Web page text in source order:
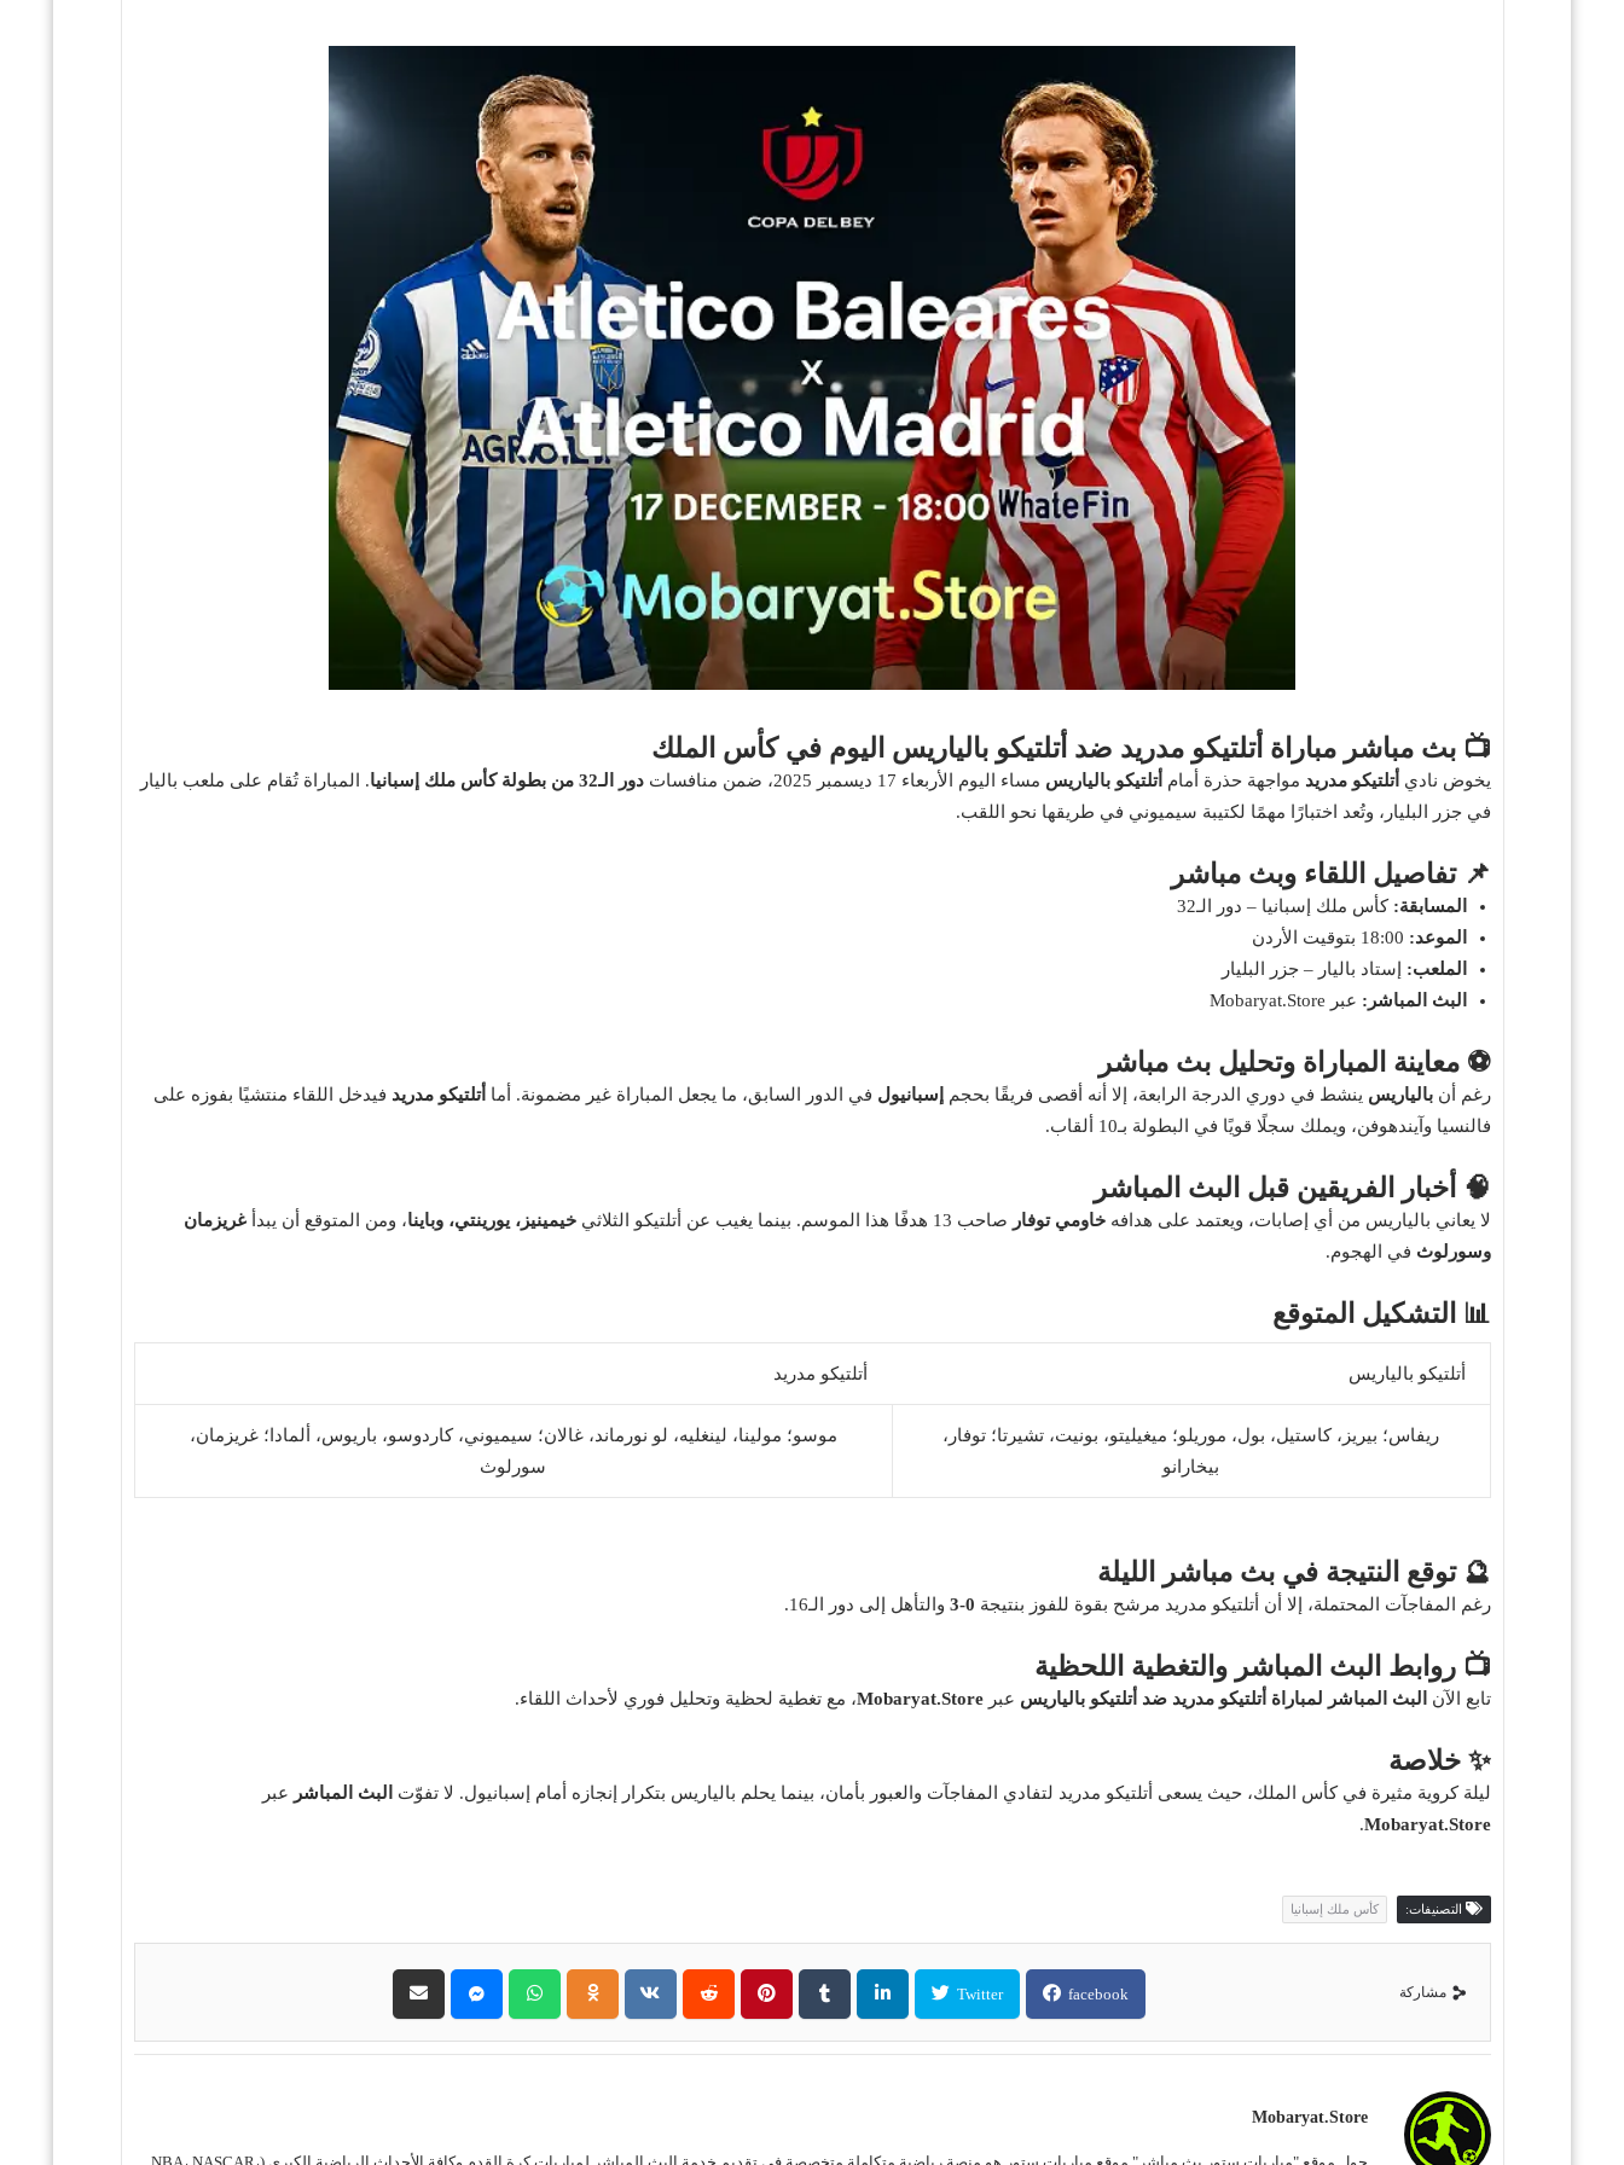
📺 بث مباشر مباراة أتلتيكو مدريد ضد أتلتيكو بالياريس اليوم في كأس الملك
يخوض نادي أتلتيكو مدريد مواجهة حذرة أمام أتلتيكو بالياريس مساء اليوم الأربعاء 17 ديسمبر 2025، ضمن منافسات دور الـ32 من بطولة كأس ملك إسبانيا
. المباراة تُقام على ملعب باليار
في جزر البليار، وتُعد اختبارًا مهمًا لكتيبة سيميوني في طريقها نحو اللقب.
📌 تفاصيل اللقاء وبث مباشر
المسابقة: كأس ملك إسبانيا – دور الـ32
الموعد:
الملعب: إستاد باليار – جزر البليار
البث المباشر: عبر Mobaryat.Store
⚽ معاينة المباراة وتحليل بث مباشر
رغم أنبالياريس ينشط في دوري الدرجة الرابعة، إلا أنه أقصى فريقًا بحجمإسبانيول في الدور السابق، ما يجعل المباراة غير مضمونة. أما أتلتيكو مدريد فيدخل اللقاء منتشيًا بفوزه على
فالنسيا وآيندهوفن، ويملك سجلًا قويًا في البطولة بـ10 ألقاب.
🧠 أخبار الفريقين قبل البث المباشر
لا يعاني بالياريس من أي إصابات، ويعتمد على هدافهخاومي توفار صاحب 13 هدفًا هذا الموسم. بينما يغيب عن أتلتيكو الثلاثي خيمينيز، يورينتي، وباينا، ومن المتوقع أن يبدأغريزمان
وسورلوث في الهجوم.
📊 التشكيل المتوقع
أتلتيكو بالياريس أتلتيكو مدريد
ريفاس؛ بيريز، كاستيل، بول، موريلو؛ ميغيليتو، بونيت، تشيرتا؛ توفار،
بيخارانو
موسو؛ مولينا، لينغليه، لو نورماند، غالان؛ سيميوني، كاردوسو، باريوس، ألمادا؛ غريزمان،
سورلوث
🔮 توقع النتيجة في بث مباشر الليلة
رغم المفاجآت المحتملة، إلا أن أتلتيكو مدريد مرشح بقوة للفوز بنتيجة 0-3 والتأهل إلى دور الـ16.
📺 روابط البث المباشر والتغطية اللحظية
تابع الآن البث المباشر لمباراة أتلتيكو مدريد ضد أتلتيكو بالياريس عبرMobaryat.Store، مع تغطية لحظية وتحليل فوري لأحداث اللقاء.
✨ خلاصة
ليلة كروية مثيرة في كأس الملك، حيث يسعى أتلتيكو مدريد لتفادي المفاجآت والعبور بأمان، بينما يحلم بالياريس بتكرار إنجازه أمام إسبانيول. لا تفوّت البث المباشر عبر
Mobaryat.Store
.
التصنيفات: كأس ملك إسبانيا
مشاركة facebook
Twitter
Mobaryat.store